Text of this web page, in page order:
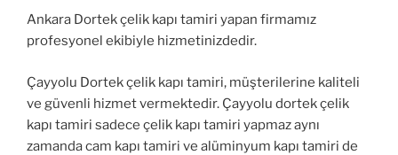
Ankara Dortek çelik kapı tamiri yapan firmamız
profesyonel ekibiyle hizmetinizdedir.
Çayyolu Dortek çelik kapı tamiri, müşterilerine kaliteli
ve güvenli hizmet vermektedir. Çayyolu dortek çelik
kapı tamiri sadece çelik kapı tamiri yapmaz aynı
zamanda cam kapı tamiri ve alüminyum kapı tamiri de